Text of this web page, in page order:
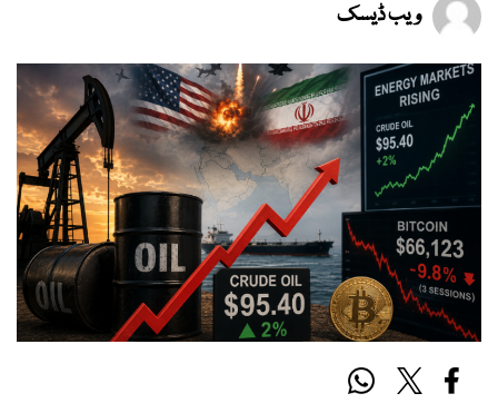
ویب ڈیسک